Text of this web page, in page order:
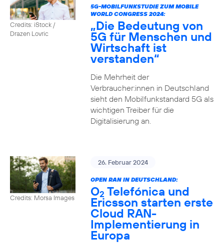
Credits: iStock /
Drazen Lovric
5G-MOBILFUNKSTUDIE ZUM MOBILE
WORLD CONGRESS 2024:
„Die Bedeutung von
5G für Menschen und
Wirtschaft ist
verstanden“
Die Mehrheit der
Verbraucher:innen in Deutschland
sieht den Mobilfunkstandard 5G als
wichtigen Treiber für die
Digitalisierung an.
Credits: Morsa Images
26. Februar 2024
OPEN RAN IN DEUTSCHLAND:
O2 Telefónica und
Ericsson starten erste
Cloud RAN-
Implementierung in
Europa